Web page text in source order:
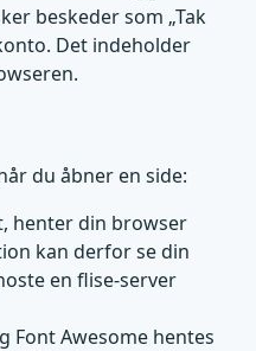
beskeder som „Tak
Det indeholder
du åbner en side:
henter din browser
kan derfor se din
en flise-server
Font Awesome hentes